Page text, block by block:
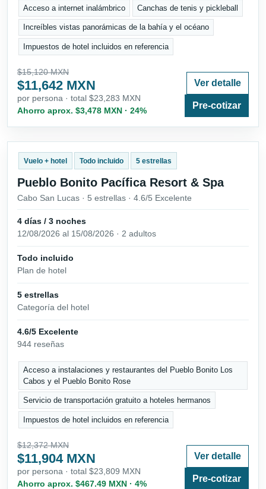
Acceso a internet inalámbrico Canchas de tenis y pickleball
Increíbles vistas panorámicas de la bahía y el océano
Impuestos de hotel incluidos en referencia
$15,120 MXN
$11,642 MXN
por persona · total $23,283 MXN
Ahorro aprox. $3,478 MXN · 24%
Ver detalle
Pre-cotizar
Vuelo + hotel Todo incluido 5 estrellas
Pueblo Bonito Pacífica Resort & Spa
Cabo San Lucas · 5 estrellas · 4.6/5 Excelente
4 días / 3 noches
12/08/2026 al 15/08/2026 · 2 adultos
Todo incluido
Plan de hotel
5 estrellas
Categoría del hotel
4.6/5 Excelente
944 reseñas
Acceso a instalaciones y restaurantes del Pueblo Bonito Los
Cabos y el Pueblo Bonito Rose
Servicio de transportación gratuito a hoteles hermanos
Impuestos de hotel incluidos en referencia
$12,372 MXN
$11,904 MXN
por persona · total $23,809 MXN
Ahorro aprox. $467.49 MXN · 4%
Ver detalle
Pre-cotizar